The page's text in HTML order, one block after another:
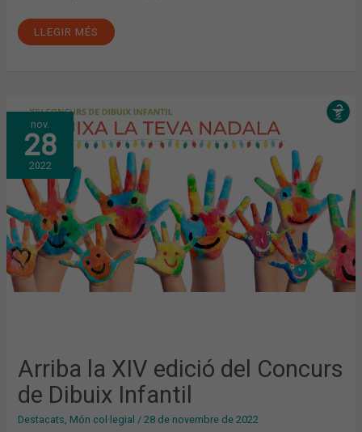
LLEGIR MÉS
nov.
28
2022
Arriba la XIV edició del Concurs
de Dibuix Infantil
Destacats, Món col·legial /28 de novembre de 2022
ARRIBA
LA
XIV
EDICIÓ
DEL
CONCURS
DE
DIBUIX
INFANTIL